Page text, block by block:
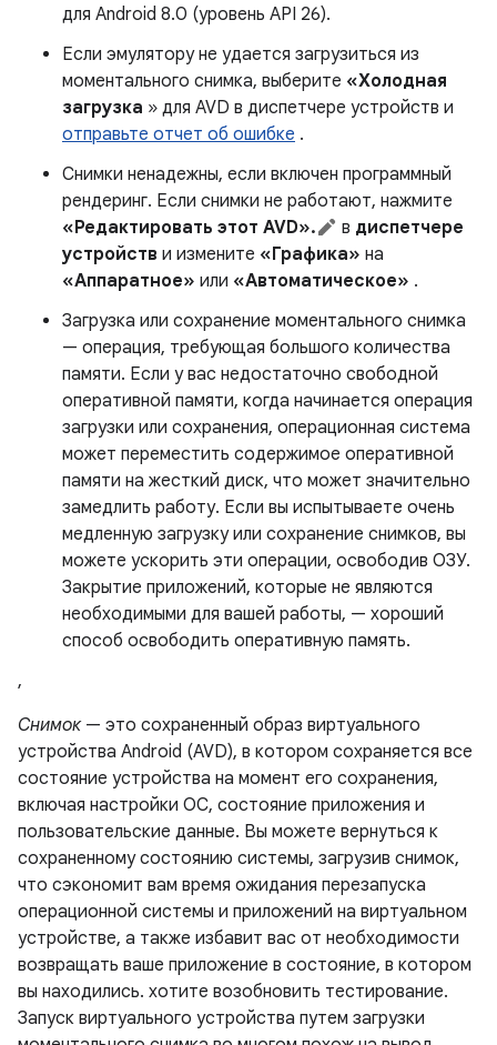
для Android 8.0 (уровень API 26).
Если эмулятору не удается загрузиться из
моментального снимка, выберите «Холодная
загрузка » для AVD в диспетчере устройств и
отправьте отчет об ошибке .
Снимки ненадежны, если включен программный
рендеринг. Если снимки не работают, нажмите
«Редактировать этот AVD».
в диспетчере
устройств и измените «Графика» на
«Аппаратное» или «Автоматическое» .
Загрузка или сохранение моментального снимка
— операция, требующая большого количества
памяти. Если у вас недостаточно свободной
оперативной памяти, когда начинается операция
загрузки или сохранения, операционная система
может переместить содержимое оперативной
памяти на жесткий диск, что может значительно
замедлить работу. Если вы испытываете очень
медленную загрузку или сохранение снимков, вы
можете ускорить эти операции, освободив ОЗУ.
Закрытие приложений, которые не являются
необходимыми для вашей работы, — хороший
способ освободить оперативную память.
,
Снимок— это сохраненный образ виртуального
устройства Android (AVD), в котором сохраняется все
состояние устройства на момент его сохранения,
включая настройки ОС, состояние приложения и
пользовательские данные. Вы можете вернуться к
сохраненному состоянию системы, загрузив снимок,
что сэкономит вам время ожидания перезапуска
операционной системы и приложений на виртуальном
устройстве, а также избавит вас от необходимости
возвращать ваше приложение в состояние, в котором
вы находились. хотите возобновить тестирование.
Запуск виртуального устройства путем загрузки